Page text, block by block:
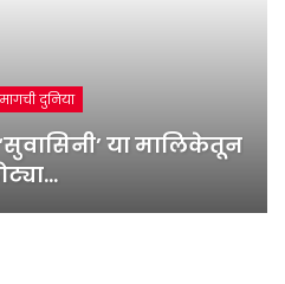
दुनिया
‘सुवासिनी’ या मालिकेतून